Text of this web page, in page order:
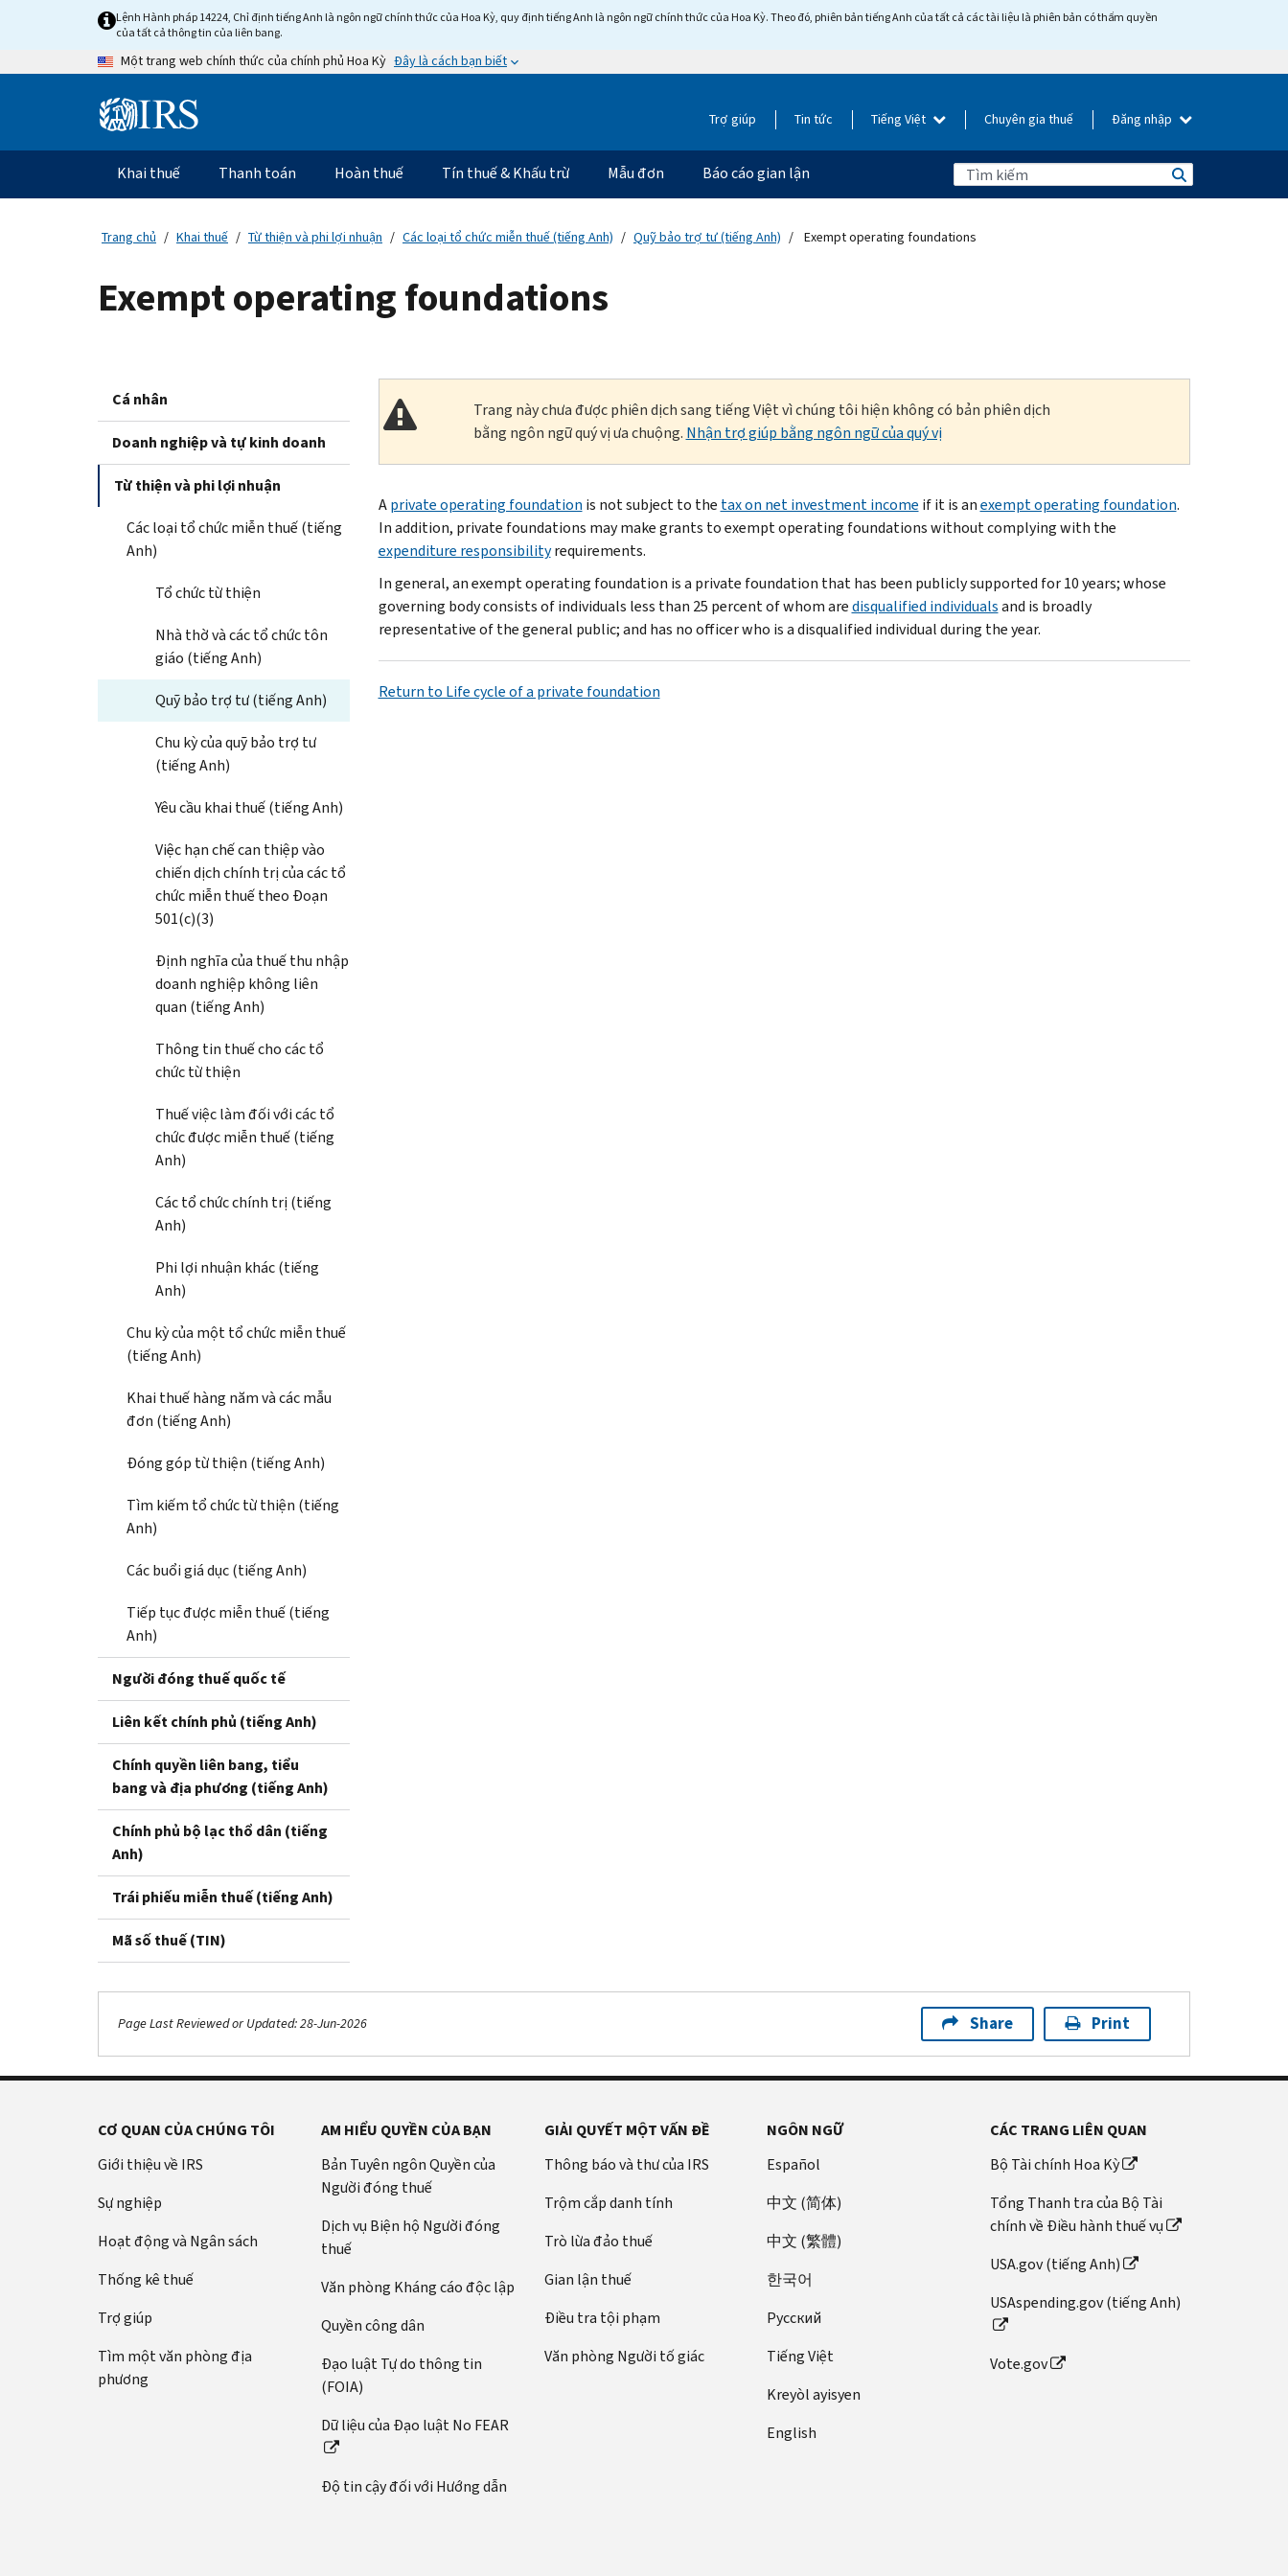
content
Lệnh Hành pháp 14224, Chỉ định tiếng Anh là ngôn ngữ chính thức của Hoa Kỳ, quy định tiếng Anh là ngôn ngữ chính thức của Hoa Kỳ. Theo đó, phiên bản tiếng Anh của tất cả các tài liệu là phiên bản có thẩm quyền
của tất cả thông tin của liên bang.
Một trang web chính thức của chính phủ Hoa Kỳ Đây là cách bạn biết
Information Trợ giúp Tin tức Tiếng Việt Chuyên gia thuế Đăng nhập
Điều
hướng
chính
Khai thuế Thanh toán Hoàn thuế Tín thuế & Khấu trừ Mẫu đơn Báo cáo gian lận
Trang chủ Khai thuế Từ thiện và phi lợi nhuận Các loại tổ chức miễn thuế (tiếng Anh) Quỹ bảo trợ tư (tiếng Anh) Exempt operating foundations
Exempt operating foundations
Cá nhân
Doanh nghiệp và tự kinh doanh
Từ thiện và phi lợi nhuận
Các loại tổ chức miễn thuế (tiếng
Anh)
Tổ chức từ thiện
Nhà thờ và các tổ chức tôn
giáo (tiếng Anh)
Quỹ bảo trợ tư (tiếng Anh)
Chu kỳ của quỹ bảo trợ tư
(tiếng Anh)
Yêu cầu khai thuế (tiếng Anh)
Việc hạn chế can thiệp vào
chiến dịch chính trị của các tổ
chức miễn thuế theo Đoạn
501(c)(3)
Định nghĩa của thuế thu nhập
doanh nghiệp không liên
quan (tiếng Anh)
Thông tin thuế cho các tổ
chức từ thiện
Thuế việc làm đối với các tổ
chức được miễn thuế (tiếng
Anh)
Các tổ chức chính trị (tiếng
Anh)
Phi lợi nhuận khác (tiếng
Anh)
Chu kỳ của một tổ chức miễn thuế
(tiếng Anh)
Khai thuế hàng năm và các mẫu
đơn (tiếng Anh)
Đóng góp từ thiện (tiếng Anh)
Tìm kiếm tổ chức từ thiện (tiếng
Anh)
Các buổi giá dục (tiếng Anh)
Tiếp tục được miễn thuế (tiếng
Anh)
Người đóng thuế quốc tế
Liên kết chính phủ (tiếng Anh)
Chính quyền liên bang, tiểu
bang và địa phương (tiếng Anh)
Chính phủ bộ lạc thổ dân (tiếng
Anh)
Trái phiếu miễn thuế (tiếng Anh)
Mã số thuế (TIN)
Trang này chưa được phiên dịch sang tiếng Việt vì chúng tôi hiện không có bản phiên dịch
bằng ngôn ngữ quý vị ưa chuộng. Nhận trợ giúp bằng ngôn ngữ của quý vị
Aprivate operating foundation is not subject to the tax on net investment income if it is anexempt operating foundation.
In addition, private foundations may make grants to exempt operating foundations without complying with the
expenditure responsibilityrequirements.
In general, an exempt operating foundation is a private foundation that has been publicly supported for 10 years; whose
governing body consists of individuals less than 25 percent of whom aredisqualified individualsand is broadly
representative of the general public; and has no officer who is a disqualified individual during the year.
Return to Life cycle of a private foundation
Page Last Reviewed or Updated: 28-Jun-2026 Share Print
CƠ QUAN CỦA CHÚNG TÔI
Giới thiệu về IRS
Sự nghiệp
Hoạt động và Ngân sách
Thống kê thuế
Trợ giúp
Tìm một văn phòng địa
phương
AM HIỂU QUYỀN CỦA BẠN
Bản Tuyên ngôn Quyền của
Người đóng thuế
Dịch vụ Biện hộ Người đóng
thuế
Văn phòng Kháng cáo độc lập
Quyền công dân
Đạo luật Tự do thông tin
(FOIA)
Dữ liệu của Đạo luật No FEAR
Độ tin cậy đối với Hướng dẫn
GIẢI QUYẾT MỘT VẤN ĐỀ
Thông báo và thư của IRS
Trộm cắp danh tính
Trò lừa đảo thuế
Gian lận thuế
Điều tra tội phạm
Văn phòng Người tố giác
NGÔN NGỮ
Español
中文 (简体)
中文 (繁體)
한국어
Pусский
Tiếng Việt
Kreyòl ayisyen
English
CÁC TRANG LIÊN QUAN
Bộ Tài chính Hoa Kỳ
Tổng Thanh tra của Bộ Tài
chính về Điều hành thuế vụ
USA.gov (tiếng Anh)
USAspending.gov (tiếng Anh)
Vote.gov